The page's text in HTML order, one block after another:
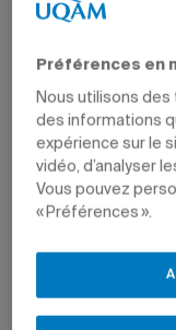
actuariat
Nord
TÊTES D'AFFICHE
SCIENCES
Préférences en
Nous utilisons
des informations
expérience sur le
vidéo, d’analyser
Vous pouvez
« Préférences ».